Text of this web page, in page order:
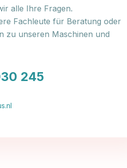
alle Ihre Fragen.
Fachleute für Beratung oder
zu unseren Maschinen und
245